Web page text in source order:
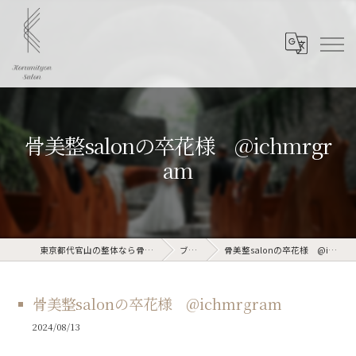
骨美整salonの卒花様 @ichmrgr
am
東京都代官山の整体なら骨美整salon ブログ 骨美整salonの卒花様 @ichmrgram
骨美整salonの卒花様 @ichmrgram
2024/08/13